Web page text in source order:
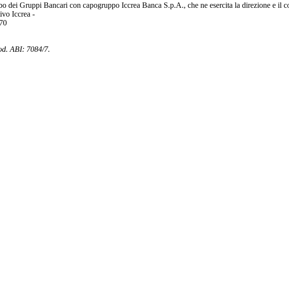
dei Gruppi Bancari con capogruppo Iccrea Banca S.p.A., che ne esercita la direzione e il
Iccrea -
ABI: 7084/7.